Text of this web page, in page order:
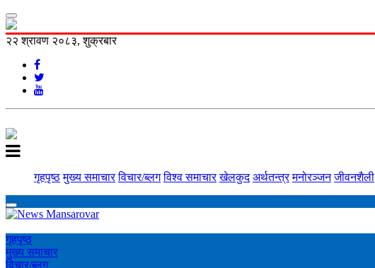
२२ श्रावण २०८३, शुक्रबार
गृहपृष्ठ मुख्य समाचार विचार/ब्लग विश्व समाचार खेलकुद अर्थतन्त्र मनोरञ्‍जन जीवनशैली
गृहपृष्ठ
मुख्य समाचार
विचार/ब्लग